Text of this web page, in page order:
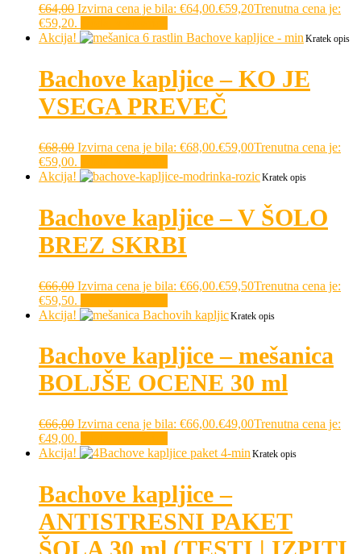
€64,00 Izvirna cena je bila: €64,00.€59,20Trenutna cena je:
€59,20.
Akcija!
Kratek opis
Bachove kapljice – KO JE
VSEGA PREVEČ
€68,00 Izvirna cena je bila: €68,00.€59,00Trenutna cena je:
€59,00.
Akcija!
Kratek opis
Bachove kapljice – V ŠOLO
BREZ SKRBI
€66,00 Izvirna cena je bila: €66,00.€59,50Trenutna cena je:
€59,50.
Akcija!
Kratek opis
Bachove kapljice – mešanica
BOLJŠE OCENE 30 ml
€66,00 Izvirna cena je bila: €66,00.€49,00Trenutna cena je:
€49,00.
Akcija!
Kratek opis
Bachove kapljice –
ANTISTRESNI PAKET